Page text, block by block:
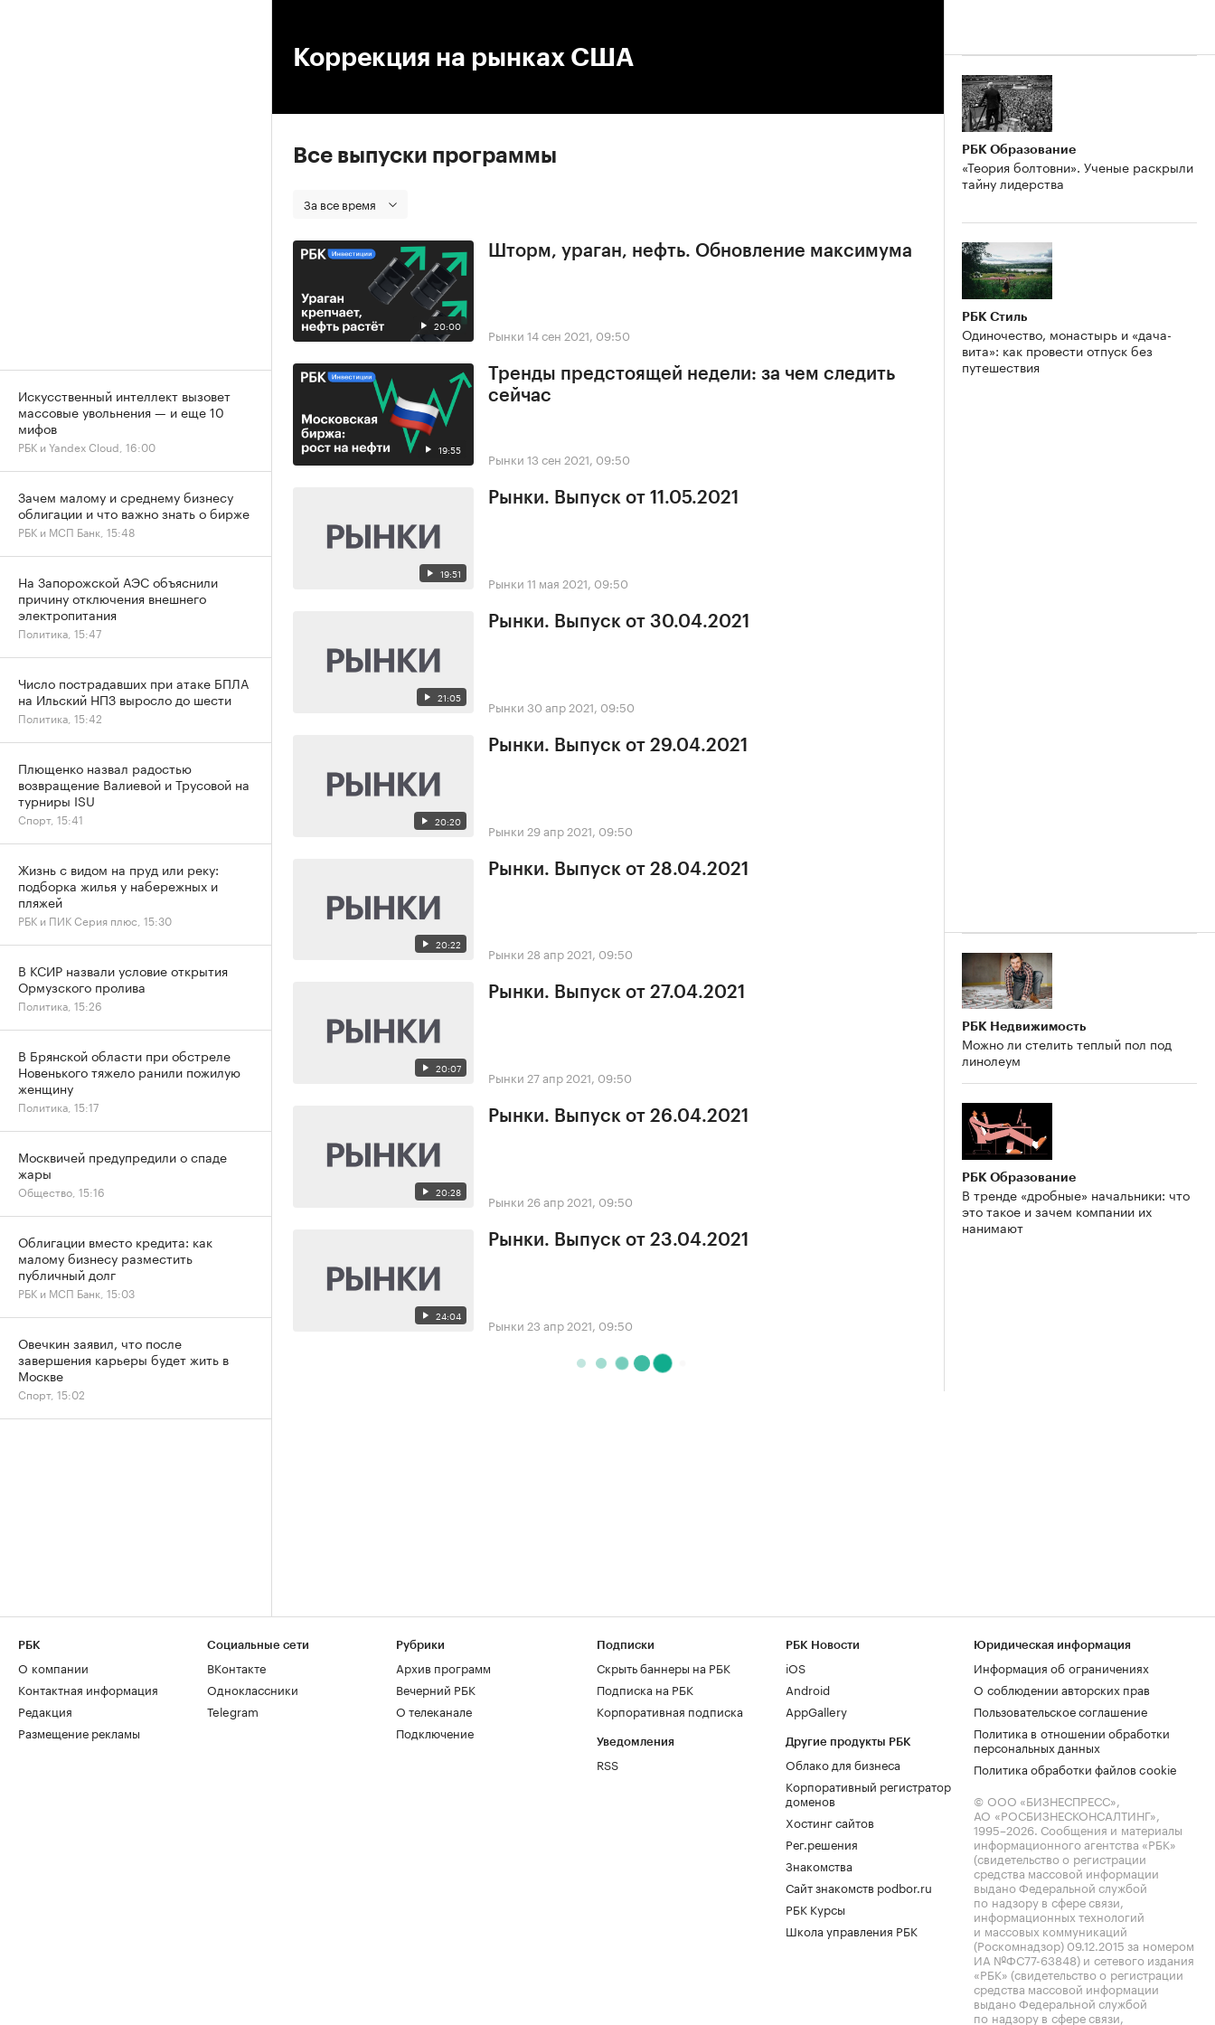
Коррекция на рынках США
Все выпуски программы
За все время
20:00
Шторм, ураган, нефть. Обновление максимума
Рынки 14 сен 2021, 09:50
19:55
Тренды предстоящей недели: за чем следить
сейчас
Рынки 13 сен 2021, 09:50
19:51
Рынки. Выпуск от 11.05.2021
Рынки 11 мая 2021, 09:50
21:05
Рынки. Выпуск от 30.04.2021
Рынки 30 апр 2021, 09:50
20:20
Рынки. Выпуск от 29.04.2021
Рынки 29 апр 2021, 09:50
20:22
Рынки. Выпуск от 28.04.2021
Рынки 28 апр 2021, 09:50
20:07
Рынки. Выпуск от 27.04.2021
Рынки 27 апр 2021, 09:50
20:28
Рынки. Выпуск от 26.04.2021
Рынки 26 апр 2021, 09:50
24:04
Рынки. Выпуск от 23.04.2021
Рынки 23 апр 2021, 09:50
РБК Образование
«Теория болтовни». Ученые раскрыли
тайну лидерства
РБК Стиль
Одиночество, монастырь и «дача-
вита»: как провести отпуск без
путешествия
РБК Недвижимость
Можно ли стелить теплый пол под
линолеум
РБК Образование
В тренде «дробные» начальники: что
это такое и зачем компании их
нанимают
Искусственный интеллект вызовет
массовые увольнения — и еще 10
мифов
РБК и Yandex Cloud, 16:00
Зачем малому и среднему бизнесу
облигации и что важно знать о бирже
РБК и МСП Банк, 15:48
На Запорожской АЭС объяснили
причину отключения внешнего
электропитания
Политика, 15:47
Число пострадавших при атаке БПЛА
на Ильский НПЗ выросло до шести
Политика, 15:42
Плющенко назвал радостью
возвращение Валиевой и Трусовой на
турниры ISU
Спорт, 15:41
Жизнь с видом на пруд или реку:
подборка жилья у набережных и
пляжей
РБК и ПИК Серия плюс, 15:30
В КСИР назвали условие открытия
Ормузского пролива
Политика, 15:26
В Брянской области при обстреле
Новенького тяжело ранили пожилую
женщину
Политика, 15:17
Москвичей предупредили о спаде
жары
Общество, 15:16
Облигации вместо кредита: как
малому бизнесу разместить
публичный долг
РБК и МСП Банк, 15:03
Овечкин заявил, что после
завершения карьеры будет жить в
Москве
Спорт, 15:02
РБК
О компании
Контактная информация
Редакция
Размещение рекламы
Социальные сети
ВКонтакте
Одноклассники
Telegram
Рубрики
Архив программ
Вечерний РБК
О телеканале
Подключение
Подписки
Скрыть баннеры на РБК
Подписка на РБК
Корпоративная подписка
Уведомления
RSS
РБК Новости
iOS
Android
AppGallery
Другие продукты РБК
Облако для бизнеса
Корпоративный регистратор
доменов
Хостинг сайтов
Рег.решения
Знакомства
Сайт знакомств podbor.ru
РБК Курсы
Школа управления РБК
Юридическая информация
Информация об ограничениях
О соблюдении авторских прав
Пользовательское соглашение
Политика в отношении обработки
персональных данных
Политика обработки файлов cookie
© ООО «БИЗНЕСПРЕСС»,
АО «РОСБИЗНЕСКОНСАЛТИНГ»,
1995–2026. Сообщения и материалы
информационного агентства «РБК»
(свидетельство о регистрации
средства массовой информации
выдано Федеральной службой
по надзору в сфере связи,
информационных технологий
и массовых коммуникаций
(Роскомнадзор) 09.12.2015 за номером
ИА №ФС77-63848) и сетевого издания
«РБК» (свидетельство о регистрации
средства массовой информации
выдано Федеральной службой
по надзору в сфере связи,